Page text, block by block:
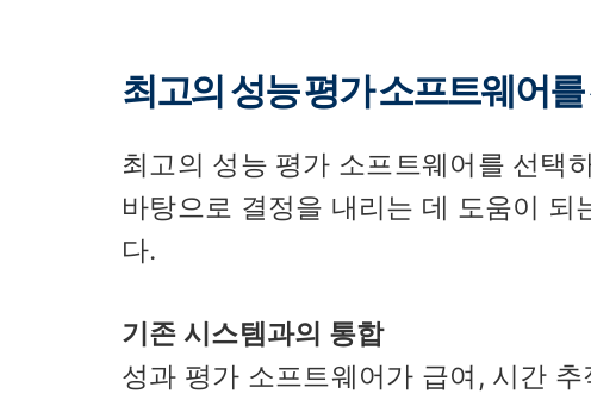
최고의 성능 평가 소프트웨어
최고의 성능 평가 소프트웨어를 선택
바탕으로 결정을 내리는 데 도움이
다.
기존 시스템과의 통합
성과 평가 소프트웨어가 급여, 시간